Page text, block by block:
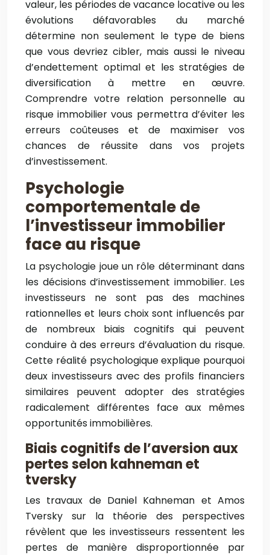
valeur, les périodes de vacance locative ou les
évolutions défavorables du marché
détermine non seulement le type de biens
que vous devriez cibler, mais aussi le niveau
d’endettement optimal et les stratégies de
diversification à mettre en œuvre.
Comprendre votre relation personnelle au
risque immobilier vous permettra d’éviter les
erreurs coûteuses et de maximiser vos
chances de réussite dans vos projets
d’investissement.
Psychologie
comportementale de
l’investisseur immobilier
face au risque
La psychologie joue un rôle déterminant dans
les décisions d’investissement immobilier. Les
investisseurs ne sont pas des machines
rationnelles et leurs choix sont influencés par
de nombreux biais cognitifs qui peuvent
conduire à des erreurs d’évaluation du risque.
Cette réalité psychologique explique pourquoi
deux investisseurs avec des profils financiers
similaires peuvent adopter des stratégies
radicalement différentes face aux mêmes
opportunités immobilières.
Biais cognitifs de l’aversion aux
pertes selon kahneman et
tversky
Les travaux de Daniel Kahneman et Amos
Tversky sur la théorie des perspectives
révèlent que les investisseurs ressentent les
pertes de manière disproportionnée par